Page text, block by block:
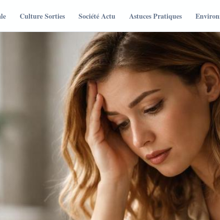
Culture Sorties Société Actu Astuces Pratiques